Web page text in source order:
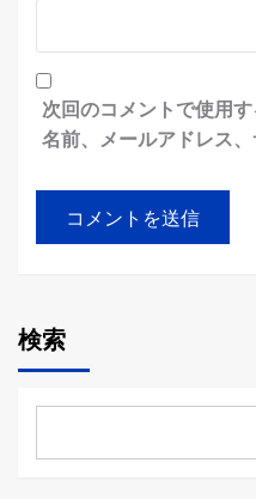
次回のコメントで使用
名前、メールアドレス、
検索